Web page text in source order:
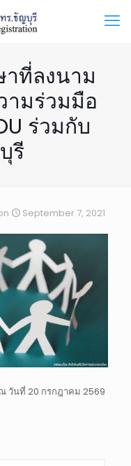
ที่ลงนาม
มร่วมมือ
ร่วมกับ
รี
September 7, 2021
วันที่ 20 กรกฎาคม 2569